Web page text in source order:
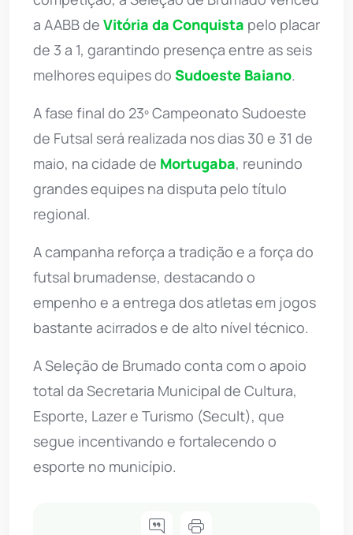
a AABB de Vitória da Conquista pelo placar
de 3 a 1, garantindo presença entre as seis
melhores equipes do Sudoeste Baiano.
A fase final do 23º Campeonato Sudoeste
de Futsal será realizada nos dias 30 e 31 de
maio, na cidade de Mortugaba, reunindo
grandes equipes na disputa pelo título
regional.
A campanha reforça a tradição e a força do
futsal brumadense, destacando o
empenho e a entrega dos atletas em jogos
bastante acirrados e de alto nível técnico.
A Seleção de Brumado conta com o apoio
total da Secretaria Municipal de Cultura,
Esporte, Lazer e Turismo (Secult), que
segue incentivando e fortalecendo o
esporte no município.